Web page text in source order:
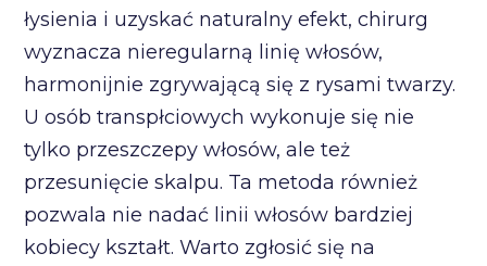
łysienia i uzyskać naturalny efekt, chirurg
wyznacza nieregularną linię włosów,
harmonijnie zgrywającą się z rysami twarzy.
U osób transpłciowych wykonuje się nie
tylko przeszczepy włosów, ale też
przesunięcie skalpu. Ta metoda również
pozwala nie nadać linii włosów bardziej
kobiecy kształt. Warto zgłosić się na